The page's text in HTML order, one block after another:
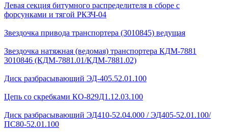
Левая секция битумного распределителя в сборе с
форсунками и тягой РКЗЧ-04
Звездочка привода транспортера (3010845) ведущая
Звездочка натяжная (ведомая) транспортера КДМ-7881
3010846 (КДМ-7881.01/КДМ-7881.02)
Диск разбрасывающий ЭД-405.52.01.100
Цепь со скребками КО-829Д1.12.03.100
Диск разбрасывающий ЭД410-52.04.000 / ЭД405-52.01.100/
ПС80-52.01.100